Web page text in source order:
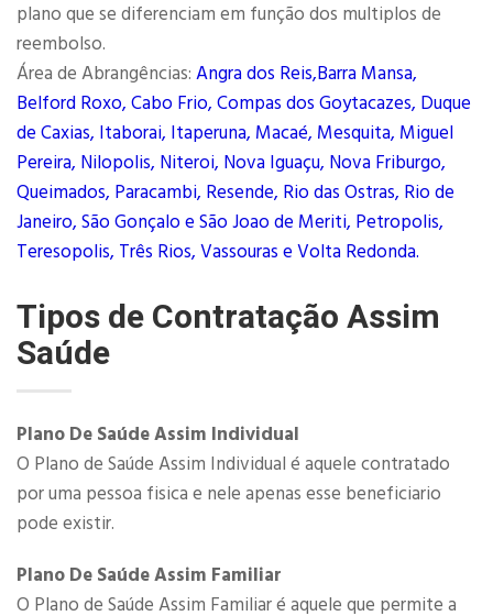
plano que se diferenciam em função dos multiplos de
reembolso.
Área de Abrangências: Angra dos Reis,Barra Mansa,
Belford Roxo, Cabo Frio, Compas dos Goytacazes, Duque
de Caxias, Itaborai, Itaperuna, Macaé, Mesquita, Miguel
Pereira, Nilopolis, Niteroi, Nova Iguaçu, Nova Friburgo,
Queimados, Paracambi, Resende, Rio das Ostras, Rio de
Janeiro, São Gonçalo e São Joao de Meriti, Petropolis,
Teresopolis, Três Rios, Vassouras e Volta Redonda.
Tipos de Contratação Assim
Saúde
Plano De Saúde Assim Individual
O Plano de Saúde Assim Individual é aquele contratado
por uma pessoa fisica e nele apenas esse beneficiario
pode existir.
Plano De Saúde Assim Familiar
O Plano de Saúde Assim Familiar é aquele que permite a